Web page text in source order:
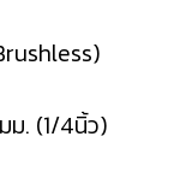
. (1/4นิ้ว)